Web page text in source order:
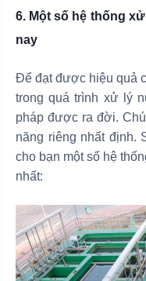
6. Một số hệ thống
nay
Để đạt được hiệu quả
trong quá trình xử lý
pháp được ra đời.
năng riêng nhất định.
cho bạn một số hệ
nhất: